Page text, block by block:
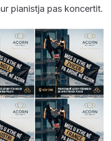
pianistja pas koncertit.